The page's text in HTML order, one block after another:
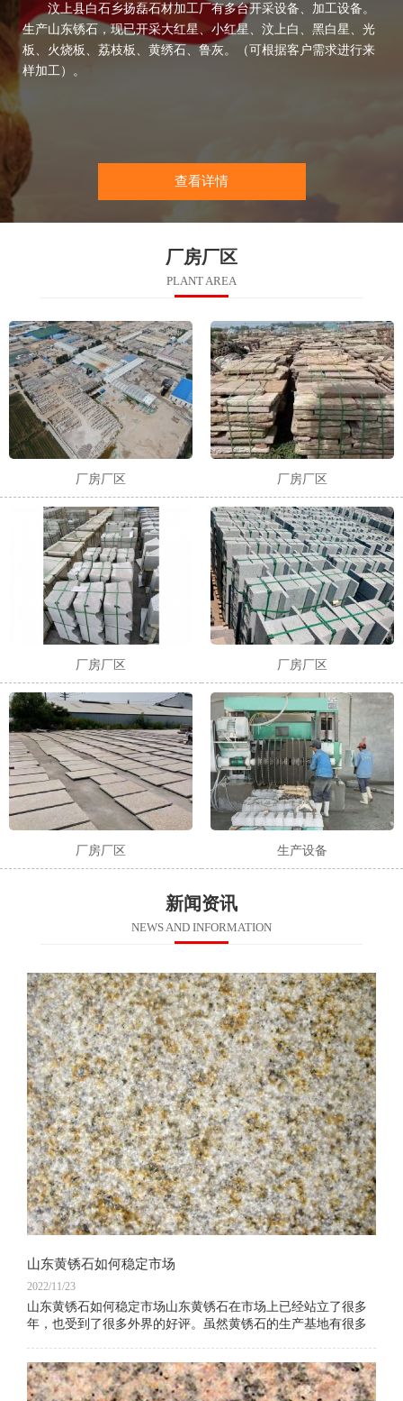
汶上县白石乡扬磊石材加工厂有多台开采设备、加工设备。
生产山东锈石，现已开采大红星、小红星、汶上白、黑白星、光
板、火烧板、荔枝板、黄绣石、鲁灰。（可根据客户需求进行来
样加工）。
查看详情
厂房厂区
PLANT AREA
厂房厂区 厂房厂区
厂房厂区 厂房厂区
厂房厂区 生产设备
新闻资讯
NEWS AND INFORMATION
山东黄锈石如何稳定市场
2022/11/23
山东黄锈石如何稳定市场山东黄锈石在市场上已经站立了很多
年，也受到了很多外界的好评。虽然黄锈石的生产基地有很多